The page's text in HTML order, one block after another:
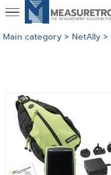
Main category> NetAlly>